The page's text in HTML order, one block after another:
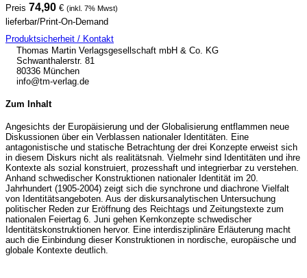
Preis 74,90 € (inkl. 7% Mwst)
lieferbar/Print-On-Demand
Produktsicherheit / Kontakt
Thomas Martin Verlagsgesellschaft mbH & Co. KG
Schwanthalerstr. 81
80336 München
info@tm-verlag.de
Zum Inhalt
Angesichts der Europäisierung und der Globalisierung entflammen neue
Diskussionen über ein Verblassen nationaler Identitäten. Eine
antagonistische und statische Betrachtung der drei Konzepte erweist sich
in diesem Diskurs nicht als realitätsnah. Vielmehr sind Identitäten und ihre
Kontexte als sozial konstruiert, prozesshaft und integrierbar zu verstehen.
Anhand schwedischer Konstruktionen nationaler Identität im 20.
Jahrhundert (1905-2004) zeigt sich die synchrone und diachrone Vielfalt
von Identitätsangeboten. Aus der diskursanalytischen Untersuchung
politischer Reden zur Eröffnung des Reichtags und Zeitungstexte zum
nationalen Feiertag 6. Juni gehen Kernkonzepte schwedischer
Identitätskonstruktionen hervor. Eine interdisziplinäre Erläuterung macht
auch die Einbindung dieser Konstruktionen in nordische, europäische und
globale Kontexte deutlich.